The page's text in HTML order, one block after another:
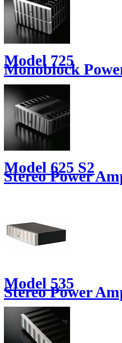
Model 725
Monoblock
Model 625 S2
Stereo Power
Model 535
Stereo Power